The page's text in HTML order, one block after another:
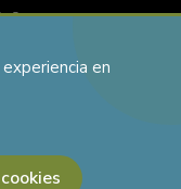
258, 2040
en